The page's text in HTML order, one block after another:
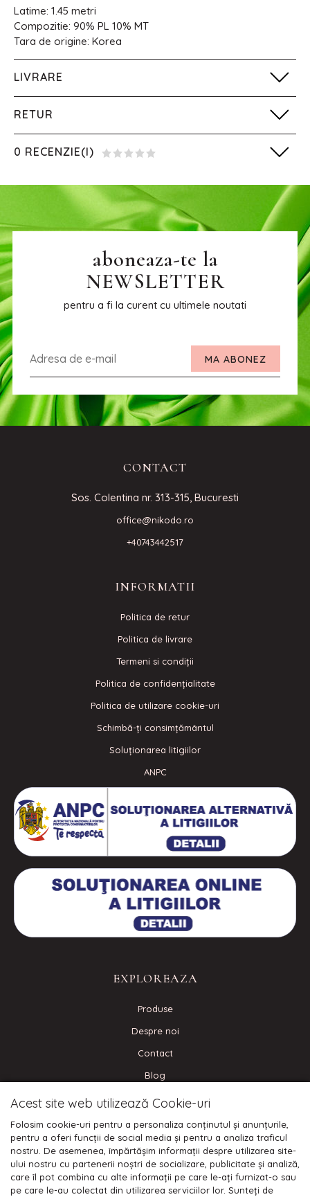
Latime: 1.45 metri
Compozitie: 90% PL 10% MT
Tara de origine: Korea
LIVRARE
RETUR
0 RECENZIE(I)
aboneaza-te la
NEWSLETTER
pentru a fi la curent cu ultimele noutati
MA ABONEZ
CONTACT
Sos. Colentina nr. 313-315, Bucuresti
office@nikodo.ro
+40743442517
INFORMATII
Politica de retur
Politica de livrare
Termeni si condiţii
Politica de confidenţialitate
Politica de utilizare cookie-uri
Schimbă-ți consimțământul
Soluționarea litigiilor
ANPC
EXPLOREAZA
Produse
Despre noi
Contact
Blog
CONECTEAZA-TE
Plata cu cardul:
Acest site web utilizează Cookie-uri
Folosim cookie-uri pentru a personaliza conținutul și anunțurile,
pentru a oferi funcții de social media și pentru a analiza traficul
nostru. De asemenea, împărtășim informații despre utilizarea site-
ului nostru cu partenerii noștri de socializare, publicitate și analiză,
care îl pot combina cu alte informații pe care le-ați furnizat-o sau
pe care le-au colectat din utilizarea serviciilor lor. Sunteți de